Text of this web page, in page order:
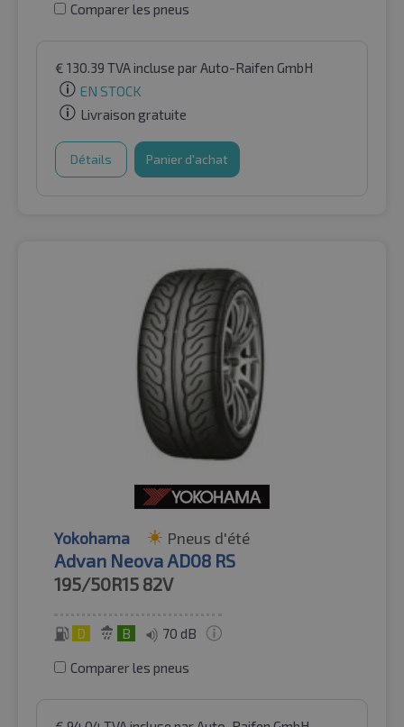
Comparer les pneus
€ 130.39 TVA incluse par Auto-Raifen GmbH
EN STOCK
Livraison gratuite
Détails Panier d'achat
Yokohama Pneus d'été
Advan Neova AD08 RS
195/50R15 82V
D B 70 dB
Comparer les pneus